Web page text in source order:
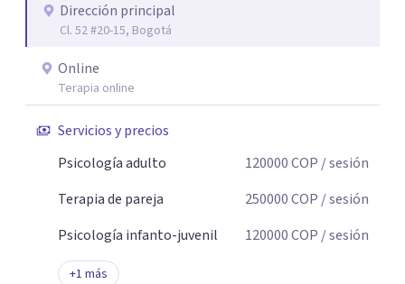
Dirección principal
Cl. 52 #20-15, Bogotá
Online
Terapia online
Servicios y precios
Psicología adulto
120000COP / sesión
Terapia de pareja
250000COP / sesión
Psicología infanto-juvenil
120000COP / sesión
+1 más